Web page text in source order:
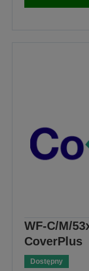
WF-C/M/
CoverPlus
Dostępny